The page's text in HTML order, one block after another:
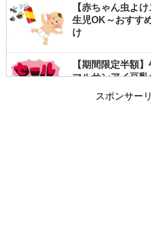
【赤ちゃん虫よ
生児OK～おすす
け
【期間限定半額
マルサンアイ豆
スポンサー